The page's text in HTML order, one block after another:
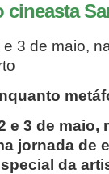
cineasta
3 de maio,
e 3 de maio,
jornada de
da